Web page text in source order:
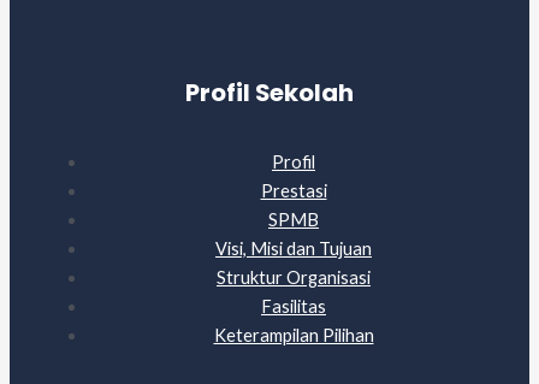
Profil Sekolah
Profil
Prestasi
SPMB
Visi, Misi dan Tujuan
Struktur Organisasi
Fasilitas
Keterampilan Pilihan